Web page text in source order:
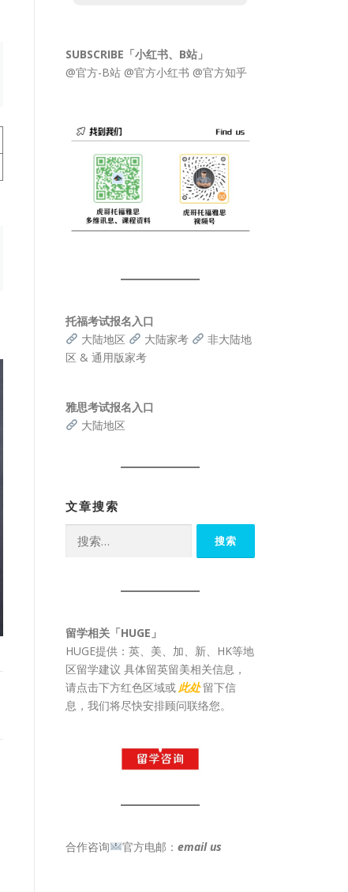
SUBSCRIBE「小红书、B站」
@官方-B站 @官方小红书 @官方知乎
托福考试报名入口
大陆地区
大陆家考
非大陆地
区 & 通用版家考
雅思考试报名入口
大陆地区
文章搜索
索：
留学相关「HUGE」
HUGE提供：英、美、加、新、HK等地
区留学建议 具体留英留美相关信息，
请点击下方红色区域或此处 留下信
息，我们将尽快安排顾问联络您。
合作咨询 官方电邮： email us